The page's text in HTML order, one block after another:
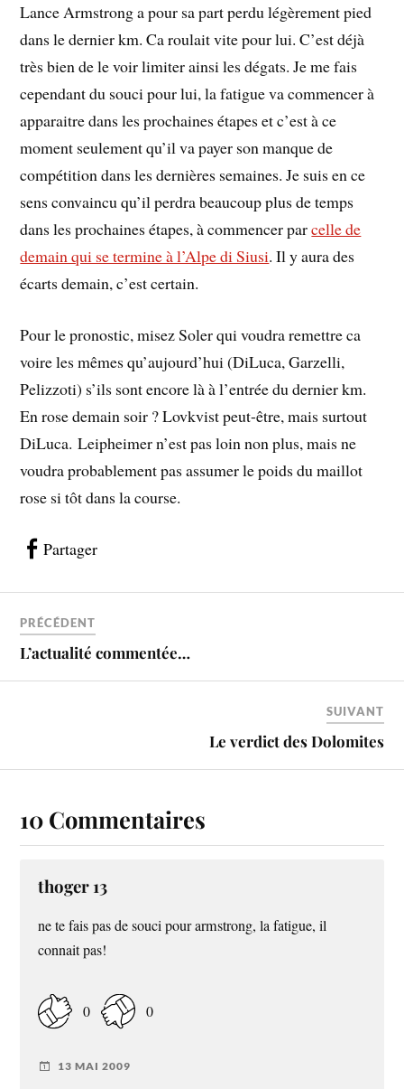
Lance Armstrong a pour sa part perdu légèrement pied
dans le dernier km. Ca roulait vite pour lui. C’est déjà
très bien de le voir limiter ainsi les dégats. Je me fais
cependant du souci pour lui, la fatigue va commencer à
apparaitre dans les prochaines étapes et c’est à ce
moment seulement qu’il va payer son manque de
compétition dans les dernières semaines. Je suis en ce
sens convaincu qu’il perdra beaucoup plus de temps
dans les prochaines étapes, à commencer parcelle de
demain qui se termine à l’Alpe di Siusi. Il y aura des
écarts demain, c’est certain.
Pour le pronostic, misez Soler qui voudra remettre ca
voire les mêmes qu’aujourd’hui (DiLuca, Garzelli,
Pelizzoti) s’ils sont encore là à l’entrée du dernier km.
En rose demain soir ? Lovkvist peut-être, mais surtout
DiLuca. Leipheimer n’est pas loin non plus, mais ne
voudra probablement pas assumer le poids du maillot
rose si tôt dans la course.
Partager
PRÉCÉDENT
L’actualité commentée…
SUIVANT
Le verdict des Dolomites
10 Commentaires
thoger 13
ne te fais pas de souci pour armstrong, la fatigue, il
connait pas!
0 0
13 MAI 2009